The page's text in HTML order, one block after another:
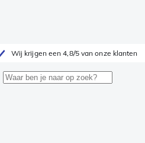
Wij krijgen een 4,8/5 van onze klanten